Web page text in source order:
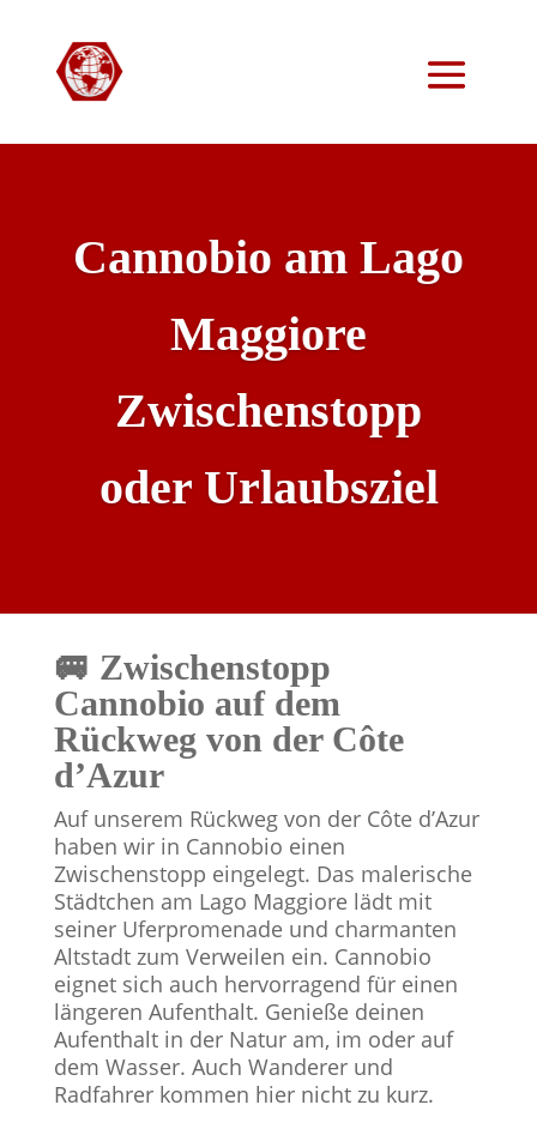
Cannobio am Lago
Maggiore
Zwischenstopp
oder Urlaubsziel
🚐 Zwischenstopp
Cannobio auf dem
Rückweg von der Côte
d’Azur
Auf unserem Rückweg von der Côte d’Azur
haben wir in Cannobio einen
Zwischenstopp eingelegt. Das malerische
Städtchen am Lago Maggiore lädt mit
seiner Uferpromenade und charmanten
Altstadt zum Verweilen ein. Cannobio
eignet sich auch hervorragend für einen
längeren Aufenthalt. Genieße deinen
Aufenthalt in der Natur am, im oder auf
dem Wasser. Auch Wanderer und
Radfahrer kommen hier nicht zu kurz.